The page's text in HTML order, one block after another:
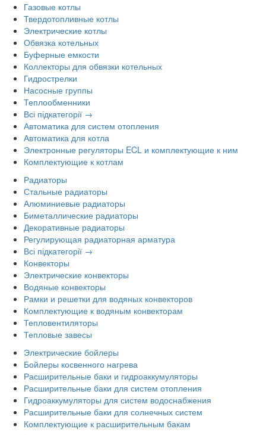
Газовые котлы
Твердотопливные котлы
Электрические котлы
Обвязка котельных
Буферные емкости
Коллекторы для обвязки котельных
Гидрострелки
Насосные группы
Теплообменники
Всі підкатегорії →
Автоматика для систем отопления
Автоматика для котла
Электронные регуляторы ECL и комплектующие к ним
Комплектующие к котлам
Радиаторы
Стальные радиаторы
Алюминиевые радиаторы
Биметаллические радиаторы
Декоративные радиаторы
Регулирующая радиаторная арматура
Всі підкатегорії →
Конвекторы
Электрические конвекторы
Водяные конвекторы
Рамки и решетки для водяных конвекторов
Комплектующие к водяным конвекторам
Тепловентиляторы
Тепловые завесы
Электрические бойлеры
Бойлеры косвенного нагрева
Расширительные баки и гидроаккумуляторы
Расширительные баки для систем отопления
Гидроаккумуляторы для систем водоснабжения
Расширительные баки для солнечных систем
Комплектующие к расширительным бакам